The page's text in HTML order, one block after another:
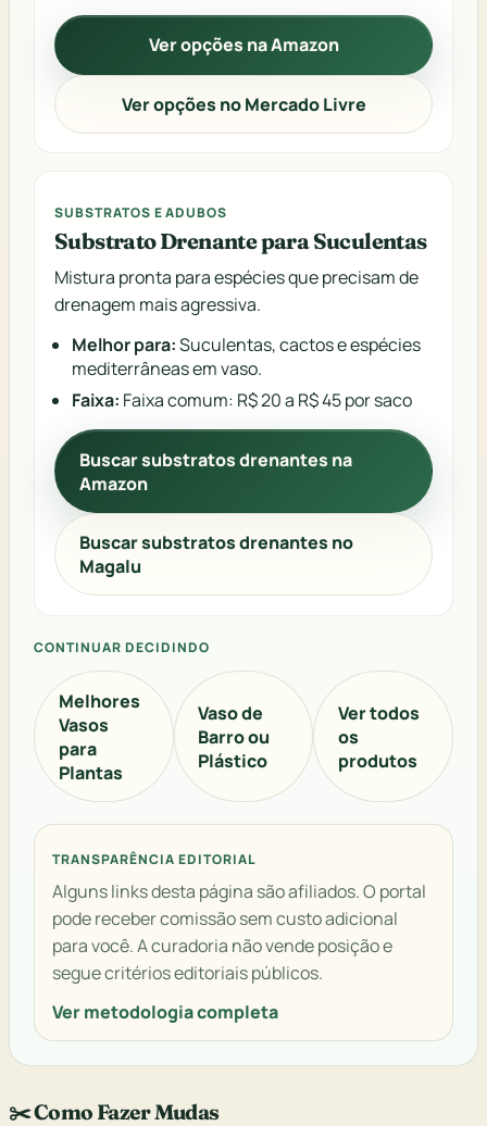
Ver opções na Amazon
Ver opções no Mercado Livre
SUBSTRATOS E ADUBOS
Substrato Drenante para Suculentas
Mistura pronta para espécies que precisam de
drenagem mais agressiva.
Melhor para:Suculentas, cactos e espécies
mediterrâneas em vaso.
Faixa: Faixa comum: R$ 20 a R$ 45 por saco
Buscar substratos drenantes na
Amazon
Buscar substratos drenantes no
Magalu
CONTINUAR DECIDINDO
Melhores
Vasos
para
Plantas
Vaso de
Barro ou
Plástico
Ver todos
os
produtos
TRANSPARÊNCIA EDITORIAL
Alguns links desta página são afiliados. O portal
pode receber comissão sem custo adicional
para você. A curadoria não vende posição e
segue critérios editoriais públicos.
Ver metodologia completa
✂️ Como Fazer Mudas